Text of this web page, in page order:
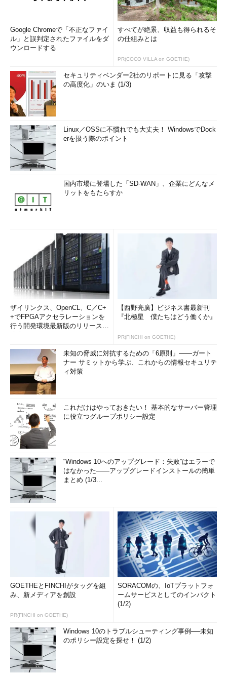
Google Chromeで「不正なファイ
ル」と誤判定されたファイルをダ
ウンロードする
すべてが絶景、収益も得られるそ
の仕組みとは
PR(COCO VILLA on GOETHE)
セキュリティベンダー2社のリポートに見る「攻撃
の高度化」のいま (1/3)
Linux／OSSに不慣れでも大丈夫！ WindowsでDock
erを扱う際のポイント
国内市場に登場した「SD-WAN」、企業にどんなメ
リットをもたらすか
ザイリンクス、OpenCL、C／C+
+でFPGAアクセラレーションを
行う開発環境最新版のリリースを
【西野亮廣】ビジネス書最新刊
『北極星 僕たちはどう働くか』
PR(FINCHI on GOETHE)
未知の脅威に対抗するための「6原則」――ガート
ナー サミットから学ぶ、これからの情報セキュリテ
ィ対策
これだけはやっておきたい！ 基本的なサーバー管理
に役立つグループポリシー設定
“Windows 10へのアップグレード：失敗”はエラーで
はなかった――アップグレードインストールの簡単
まとめ (1/3...
GOETHEとFINCHIがタッグを組
み、新メディアを創設
PR(FINCHI on GOETHE)
SORACOMの、IoTプラットフォ
ームサービスとしてのインパクト
(1/2)
Windows 10のトラブルシューティング事例──未知
のポリシー設定を探せ！ (1/2)